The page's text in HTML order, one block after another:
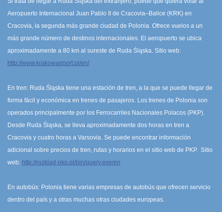
Aeropuerto Internacional Juan Pablo II de Cracovia–Balice (KRK) en
Cracovia, la segunda más grande ciudad de Polonia. Ofrece vuelos a un
más grande número de destinos internacionales. El aeropuerto se ubica
aproximadamente a 80 km al sureste de Ruda Śląska. Sitio web:
http://www.krakowairport.pl/en/
En tren: Ruda Śląska tiene una estación de tren, a la que se puede llegar de
forma fácil y económica en trenes de pasajeros. Los trenes de Polonia son
operados principalmente por los Ferrocarriles Nacionales Polacos (PKP).
Desde Ruda Śląska, se lleva aproximadamente dos horas en tren a
Cracovia y cuatro horas a Varsovia. Se puede encontrar información
adicional sobre precios de tren, rutas y horarios en el sitio web de PKP. Sitio
web: http://rozklad-pkp.pl/bin/query.exe/en
En autobús: Polonia tiene varias empresas de autobús que ofrecen servicio
dentro del país y a otras muchas otras ciudades europeas.